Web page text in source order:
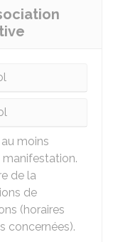
moins
de la
de
(horaires
concernées).